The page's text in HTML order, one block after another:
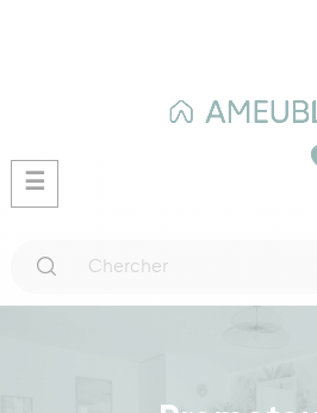
Basculer
la
☰